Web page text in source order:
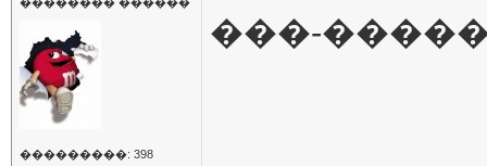
���������: 398
���-